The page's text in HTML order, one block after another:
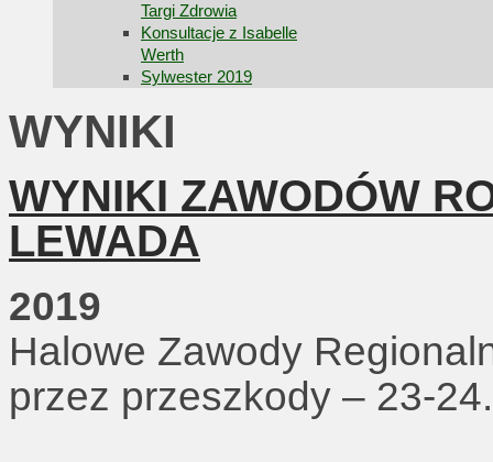
Targi Zdrowia
Konsultacje z Isabelle
Werth
Sylwester 2019
WYNIKI
WYNIKI ZAWODÓW
LEWADA
2019
Halowe Zawody
przez przeszkody – 23-